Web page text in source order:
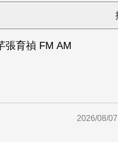
張育禎 FM AM
2026/08/07